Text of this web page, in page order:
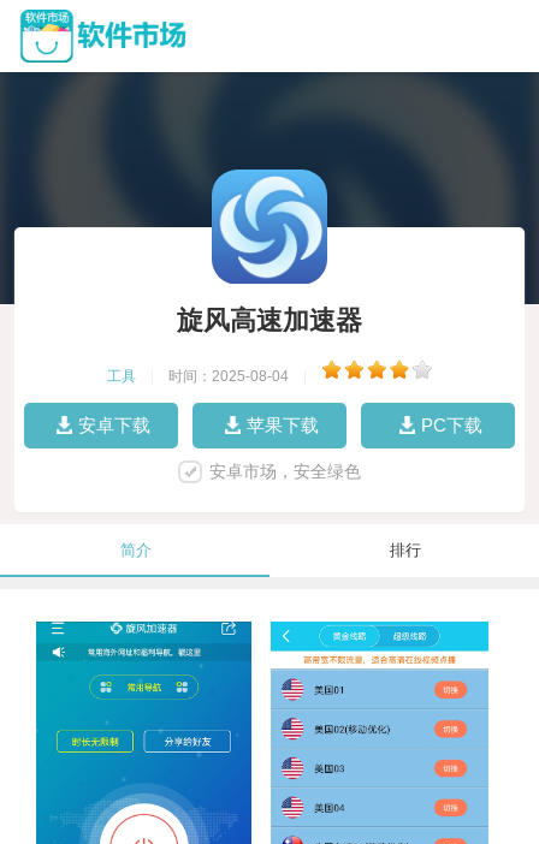
旋风高速加速器
工具 时间：2025-08-04
安卓下载 苹果下载 PC下载
安卓市场，安全绿色
简介 排行